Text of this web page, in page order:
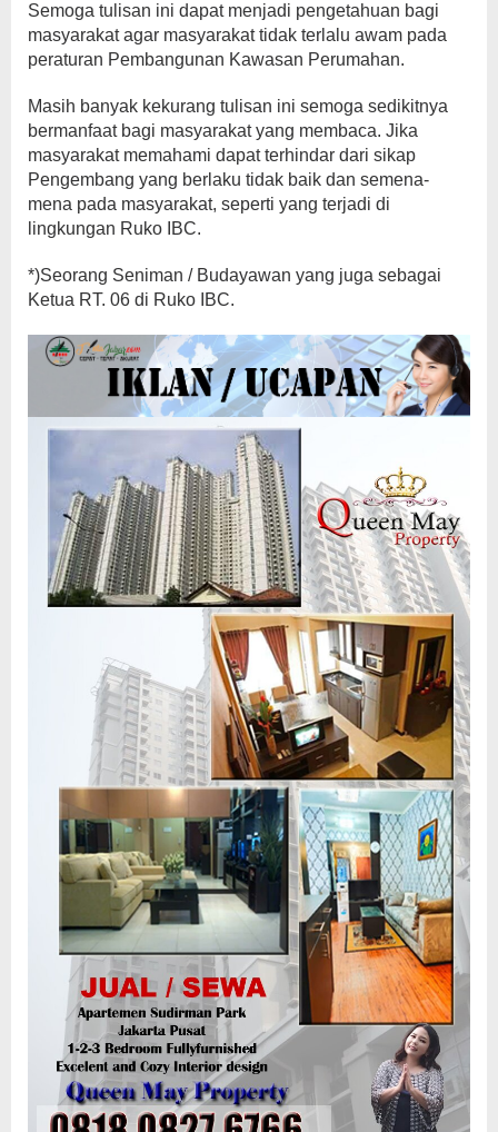
Semoga tulisan ini dapat menjadi pengetahuan bagi
masyarakat agar masyarakat tidak terlalu awam pada
peraturan Pembangunan Kawasan Perumahan.
Masih banyak kekurang tulisan ini semoga sedikitnya
bermanfaat bagi masyarakat yang membaca. Jika
masyarakat memahami dapat terhindar dari sikap
Pengembang yang berlaku tidak baik dan semena-
mena pada masyarakat, seperti yang terjadi di
lingkungan Ruko IBC.
*)Seorang Seniman / Budayawan yang juga sebagai
Ketua RT. 06 di Ruko IBC.